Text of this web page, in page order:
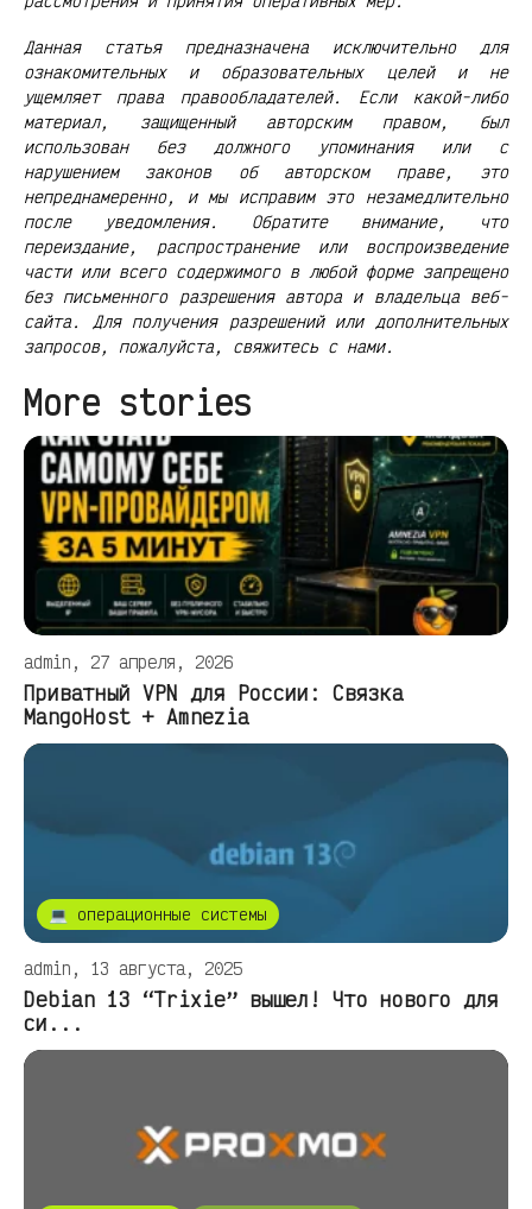
Данная статья предназначена исключительно для
ознакомительных и образовательных целей и не
ущемляет права правообладателей. Если какой-либо
материал, защищенный авторским правом, был
использован без должного упоминания или с
нарушением законов об авторском праве, это
непреднамеренно, и мы исправим это незамедлительно
после уведомления. Обратите внимание, что
переиздание, распространение или воспроизведение
части или всего содержимого в любой форме запрещено
без письменного разрешения автора и владельца веб-
сайта. Для получения разрешений или дополнительных
запросов, пожалуйста, свяжитесь с нами.
More stories
admin, 27 апреля, 2026
Приватный VPN для России: Связка
MangoHost + Amnezia
💻 операционные системы
admin, 13 августа, 2025
Debian 13 “Trixie” вышел! Что нового для
си...